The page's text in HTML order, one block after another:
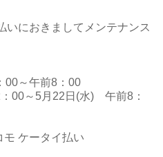
いにおきましてメンテナンス
～午前8：00
00～5月22日(水) 午前8：
ケータイ払い